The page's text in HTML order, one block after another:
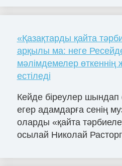
«Қазақтарды қайта
арқылы ма: неге
мәлімдемелер
естіледі
Кейде біреулер шындап
егер адамдарға сенің
оларды «қайта
осылай Николай